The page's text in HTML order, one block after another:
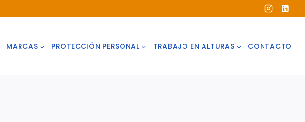
MARCAS PROTECCIÓN PERSONAL TRABAJO EN ALTURAS CONTACTO